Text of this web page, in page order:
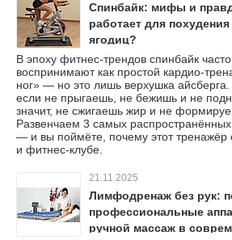
Спинбайк: мифы и
работает для
ягодиц?
В эпоху фитнес-трендов спинбайк
воспринимают как простой кардио-
ног» — но это лишь верхушка
если не прыгаешь, не бежишь и не
значит, не сжигаешь жир и не
Развенчаем 3 самых
— и вы поймёте, почему этот тренажёр
и фитнес-клубе.
21.11.2025
Лимфодренаж без рук:
профессиональные
ручной массаж в